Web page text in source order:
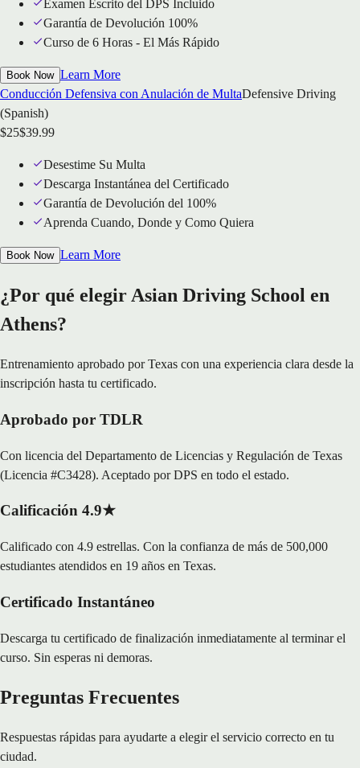
Examen Escrito del DPS Incluido
Garantía de Devolución 100%
Curso de 6 Horas - El Más Rápido
Book Now Learn More
Conducción Defensiva con Anulación de MultaDefensive Driving
(Spanish)
$25$39.99
Desestime Su Multa
Descarga Instantánea del Certificado
Garantía de Devolución del 100%
Aprenda Cuando, Donde y Como Quiera
Book Now Learn More
¿Por qué elegir Asian Driving School en
Athens?
Entrenamiento aprobado por Texas con una experiencia clara desde la
inscripción hasta tu certificado.
Aprobado por TDLR
Con licencia del Departamento de Licencias y Regulación de Texas
(Licencia #C3428). Aceptado por DPS en todo el estado.
Calificación 4.9★
Calificado con 4.9 estrellas. Con la confianza de más de 500,000
estudiantes atendidos en 19 años en Texas.
Certificado Instantáneo
Descarga tu certificado de finalización inmediatamente al terminar el
curso. Sin esperas ni demoras.
Preguntas Frecuentes
Respuestas rápidas para ayudarte a elegir el servicio correcto en tu
ciudad.